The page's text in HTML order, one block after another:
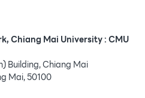
Chiang Mai University : CMU
Building, Chiang Mai
Mai, 50100